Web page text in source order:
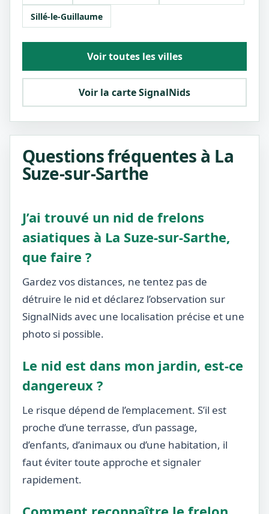
Sillé-le-Guillaume
Voir toutes les villes
Voir la carte SignalNids
Questions fréquentes à La
Suze-sur-Sarthe
J’ai trouvé un nid de frelons
asiatiques à La Suze-sur-Sarthe,
que faire ?
Gardez vos distances, ne tentez pas de
détruire le nid et déclarez l’observation sur
SignalNids avec une localisation précise et une
photo si possible.
Le nid est dans mon jardin, est-ce
dangereux ?
Le risque dépend de l’emplacement. S’il est
proche d’une terrasse, d’un passage,
d’enfants, d’animaux ou d’une habitation, il
faut éviter toute approche et signaler
rapidement.